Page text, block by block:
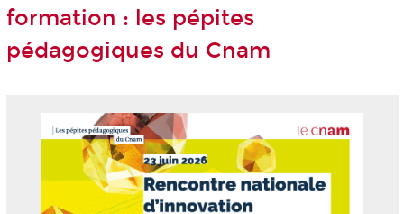
formation : les pépites
pédagogiques du Cnam